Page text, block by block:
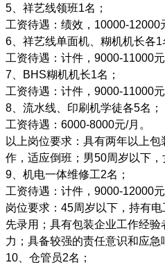
5、祥艺线领班1名；
工资待遇：绩效，10000-12000
6、祥艺线单面机、糊机机长各1
工资待遇：计件，9000-11000元/
7、BHS糊机机长1名；
工资待遇：计件，9000-11000元/
8、流水线、印刷机学徒各5名；
工资待遇：6000-8000元/月。
以上岗位要求：具有两年以上
作，适应倒班；男50周岁以下，
9、机电一体维修工2名；
工资待遇：计件，9000-12000元/
岗位要求：45周岁以下，持有
先录用；具有包装企业工作经
力；具备较强的责任意识和应急
10、仓管员2名；